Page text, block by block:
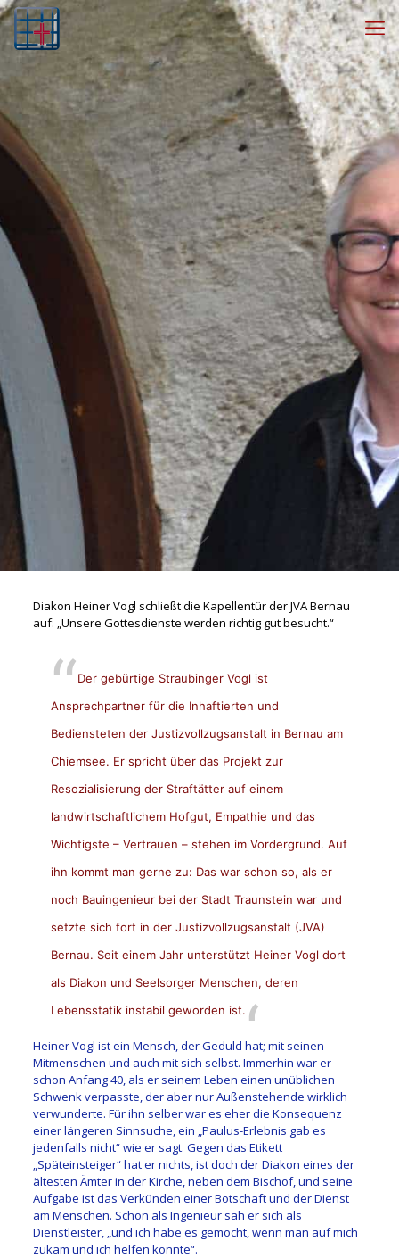
Diakon Heiner Vogl schließt die Kapellentür der JVA Bernau
auf: „Unsere Gottesdienste werden richtig gut besucht.“
Der gebürtige Straubinger Vogl ist
Ansprechpartner für die Inhaftierten und
Bediensteten der Justizvollzugsanstalt in Bernau am
Chiemsee. Er spricht über das Projekt zur
Resozialisierung der Straftätter auf einem
landwirtschaftlichem Hofgut, Empathie und das
Wichtigste – Vertrauen – stehen im Vordergrund. Auf
ihn kommt man gerne zu: Das war schon so, als er
noch Bauingenieur bei der Stadt Traunstein war und
setzte sich fort in der Justizvollzugsanstalt (JVA)
Bernau. Seit einem Jahr unterstützt Heiner Vogl dort
als Diakon und Seelsorger Menschen, deren
Lebensstatik instabil geworden ist.
Heiner Vogl ist ein Mensch, der Geduld hat; mit seinen
Mitmenschen und auch mit sich selbst. Immerhin war er
schon Anfang 40, als er seinem Leben einen unüblichen
Schwenk verpasste, der aber nur Außenstehende wirklich
verwunderte. Für ihn selber war es eher die Konsequenz
einer längeren Sinnsuche, ein „Paulus-Erlebnis gab es
jedenfalls nicht“ wie er sagt. Gegen das Etikett
„Späteinsteiger“ hat er nichts, ist doch der Diakon eines der
ältesten Ämter in der Kirche, neben dem Bischof, und seine
Aufgabe ist das Verkünden einer Botschaft und der Dienst
am Menschen. Schon als Ingenieur sah er sich als
Dienstleister, „und ich habe es gemocht, wenn man auf mich
zukam und ich helfen konnte“.